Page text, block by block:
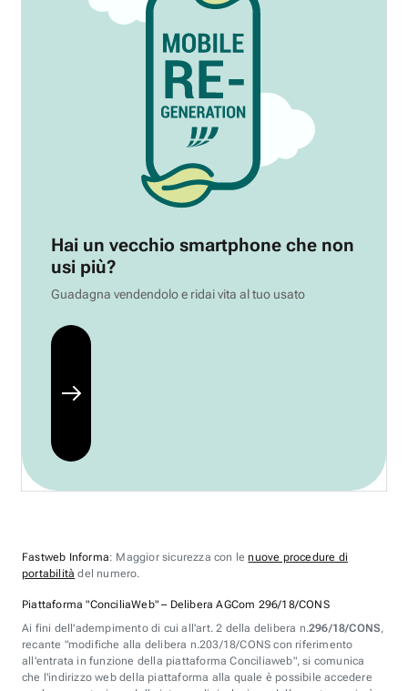
Hai un vecchio smartphone che non
usi più?
Guadagna vendendolo e ridai vita al tuo usato
Fastweb Informa: Maggior sicurezza con lenuove procedure di
portabilità del numero.
Piattaforma "ConciliaWeb" – Delibera AGCom 296/18/CONS
Ai fini dell'adempimento di cui all'art. 2 della delibera n.296/18/CONS,
recante "modifiche alla delibera n.203/18/CONS con riferimento
all'entrata in funzione della piattaforma Conciliaweb", si comunica
che l'indirizzo web della piattaforma alla quale è possibile accedere